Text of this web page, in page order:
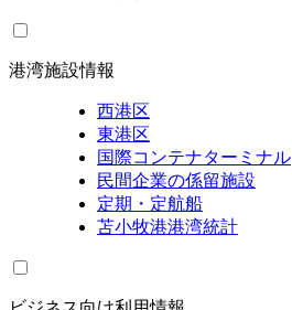
港湾施設情報
西港区
東港区
国際コンテナターミナル
民間企業の係留施設
定期・定航船
苫小牧港港湾統計